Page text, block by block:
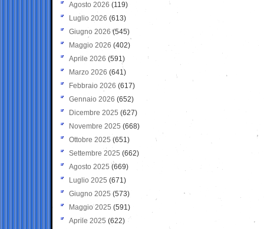
Agosto 2026 (119)
Luglio 2026 (613)
Giugno 2026 (545)
Maggio 2026 (402)
Aprile 2026 (591)
Marzo 2026 (641)
Febbraio 2026 (617)
Gennaio 2026 (652)
Dicembre 2025 (627)
Novembre 2025 (668)
Ottobre 2025 (651)
Settembre 2025 (662)
Agosto 2025 (669)
Luglio 2025 (671)
Giugno 2025 (573)
Maggio 2025 (591)
Aprile 2025 (622)